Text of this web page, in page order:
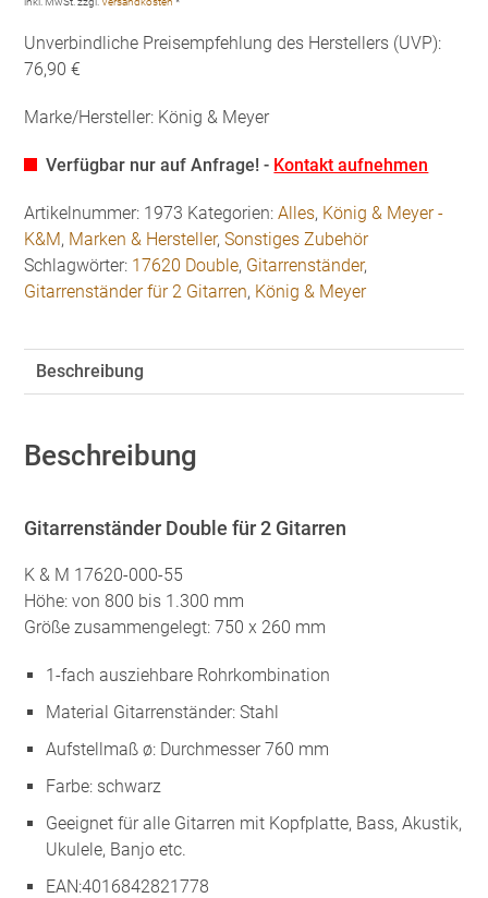
Unverbindliche Preisempfehlung des Herstellers (UVP):
76,90 €
Marke/Hersteller: König & Meyer
Verfügbar nur auf Anfrage! - Kontakt aufnehmen
Artikelnummer: 1973 Kategorien:Alles, König & Meyer -
K&M, Marken & Hersteller,Sonstiges Zubehör
Schlagwörter: 17620 Double, Gitarrenständer,
Gitarrenständer für 2 Gitarren, König & Meyer
Beschreibung
Beschreibung
Gitarrenständer Double für 2 Gitarren
K & M 17620-000-55
Höhe: von 800 bis 1.300 mm
Größe zusammengelegt: 750 x 260 mm
1-fach ausziehbare Rohrkombination
Material Gitarrenständer: Stahl
Aufstellmaß ø: Durchmesser 760 mm
Farbe: schwarz
Geeignet für alle Gitarren mit Kopfplatte, Bass, Akustik,
Ukulele, Banjo etc.
EAN:4016842821778